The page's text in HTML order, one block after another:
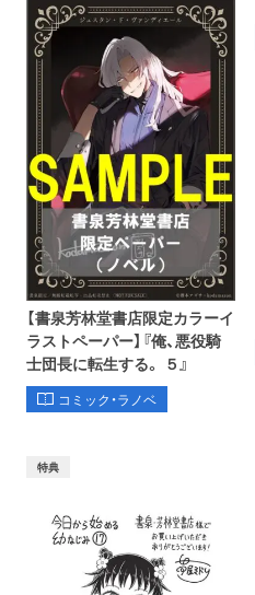
【書泉芳林堂書店限定カラーイ
ラストペーパー】『俺、悪役騎
士団長に転生する。 ５』
コミック・ラノベ
特典